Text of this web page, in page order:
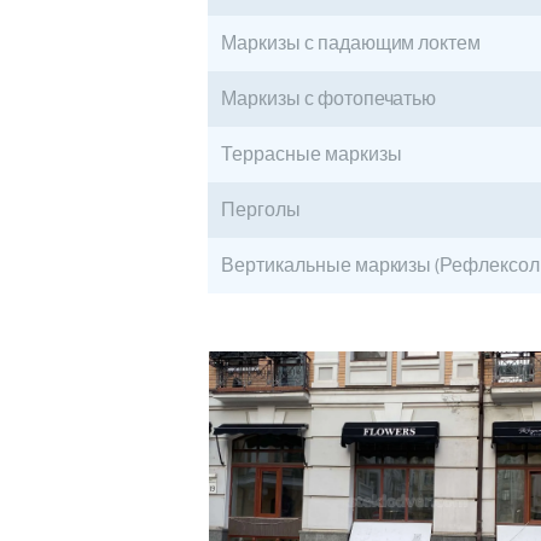
Маркизы с падающим локтем
Маркизы с фотопечатью
Террасные маркизы
Перголы
Вертикальные маркизы